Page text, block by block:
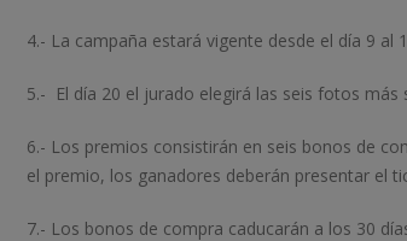
4.- La campaña estará vigente desde el día 9 al
5.- El día 20 el jurado elegirá las seis fotos más
6.- Los premios consistirán en seis bonos de
el premio, los ganadores deberán presentar el
7.- Los bonos de compra caducarán a los 30